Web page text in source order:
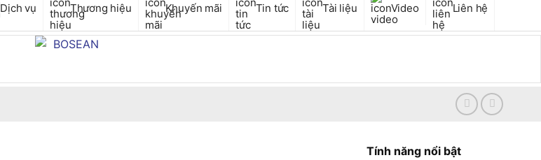
Dịch vụ Thương hiệu Khuyến mãi Tin tức Tài liệu Video Liên hệ
Tính năng nổi bật